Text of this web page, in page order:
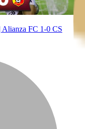
Alianza FC 1-0 CS